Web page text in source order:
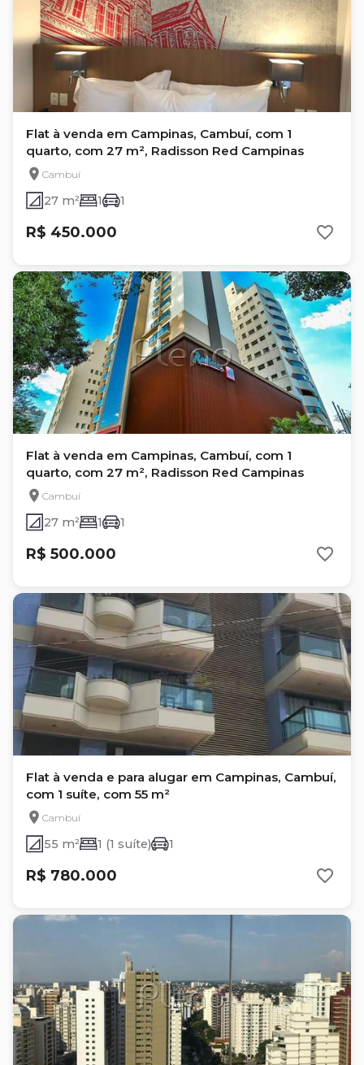
Flat à venda em Campinas, Cambuí, com 1
quarto, com 27 m², Radisson Red Campinas
Cambuí
27 m² 1 1
R$ 450.000
Flat à venda em Campinas, Cambuí, com 1
quarto, com 27 m², Radisson Red Campinas
Cambuí
27 m² 1 1
R$ 500.000
Flat à venda e para alugar em Campinas, Cambuí,
com 1 suíte, com 55 m²
Cambuí
55 m² 1 (1 suíte) 1
R$ 780.000